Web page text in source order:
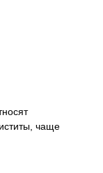
чаще